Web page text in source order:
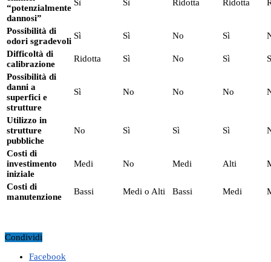
“potenzialmente
dannosi”
Sì Sì Ridotta Ridotta
Possibilità di
odori sgradevoli
Sì Sì No Sì
Difficoltà di
calibrazione
Ridotta Sì No Sì
Possibilità di
danni a
superfici e
strutture
Sì No No No
Utilizzo in
strutture
pubbliche
No Sì Sì Sì
Costi di
investimento
iniziale
Medi No Medi Alti
Costi di
manutenzione
Bassi Medi o Alti Bassi Medi
Condividi
Facebook